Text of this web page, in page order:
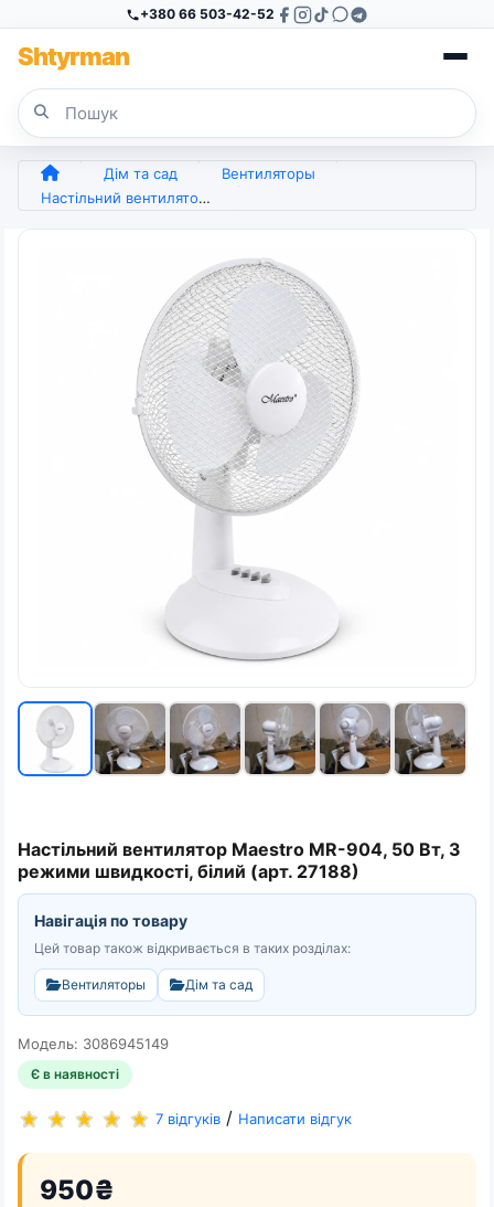
+380 66 503-42-52
Shtyrman
Дім та сад
Вентиляторы
Настільний вентилятор Maestro MR-904, 50 Вт, 3 режими швидкості, білий (арт. 27188)
Настільний вентилятор Maestro MR-904, 50 Вт, 3
режими швидкості, білий (арт. 27188)
Навігація по товару
Цей товар також відкривається в таких розділах:
Вентиляторы Дім та сад
Модель: 3086945149
Є в наявності
7 відгуків / Написати відгук
950₴